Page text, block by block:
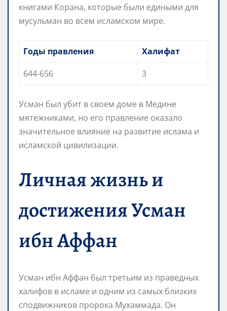
книгами Корана, которые были едиными для
мусульман во всем исламском мире.
Годы правления
Халифат
644-656
3
Усман был убит в своем доме в Медине
мятежниками, но его правление оказало
значительное влияние на развитие ислама и
исламской цивилизации.
Личная жизнь и
достижения Усман
ибн Аффан
Усман ибн Аффан был третьим из праведных
халифов в исламе и одним из самых близких
сподвижников пророка Мухаммада. Он